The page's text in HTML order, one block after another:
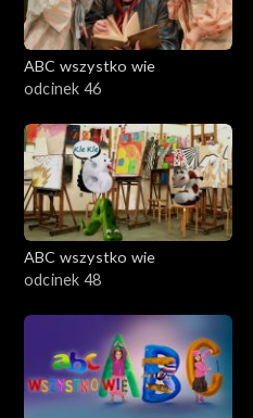
ABC wszystko wie
odcinek 46
ABC wszystko wie
odcinek 48